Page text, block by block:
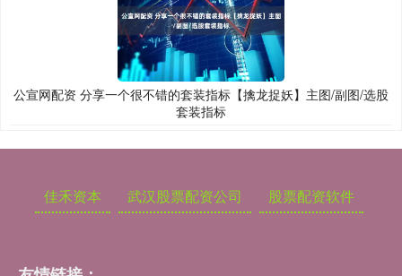
公宣网配资 分享一个很不错的套装指标【擒龙捉妖】主图/副图/选股
套装指标
佳禾资本 武汉股票配资公司 股票配资软件